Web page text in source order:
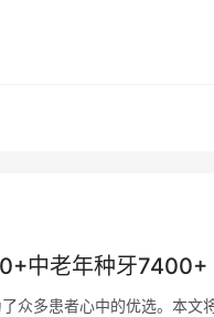
中老年种牙7400+
众多患者心中的优选。本文